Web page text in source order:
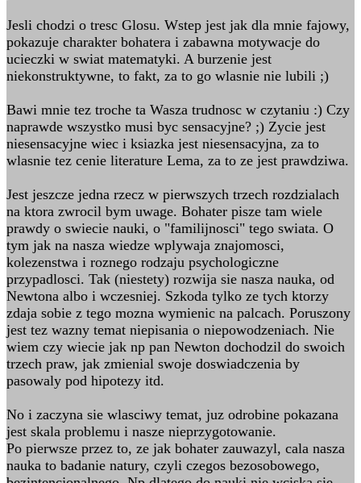
Jesli chodzi o tresc Glosu. Wstep jest jak dla mnie fajowy,
pokazuje charakter bohatera i zabawna motywacje do
ucieczki w swiat matematyki. A burzenie jest
niekonstruktywne, to fakt, za to go wlasnie nie lubili ;)
Bawi mnie tez troche ta Wasza trudnosc w czytaniu :) Czy
naprawde wszystko musi byc sensacyjne? ;) Zycie jest
niesensacyjne wiec i ksiazka jest niesensacyjna, za to
wlasnie tez cenie literature Lema, za to ze jest prawdziwa.
Jest jeszcze jedna rzecz w pierwszych trzech rozdzialach
na ktora zwrocil bym uwage. Bohater pisze tam wiele
prawdy o swiecie nauki, o "familijnosci" tego swiata. O
tym jak na nasza wiedze wplywaja znajomosci,
kolezenstwa i roznego rodzaju psychologiczne
przypadlosci. Tak (niestety) rozwija sie nasza nauka, od
Newtona albo i wczesniej. Szkoda tylko ze tych ktorzy
zdaja sobie z tego mozna wymienic na palcach. Poruszony
jest tez wazny temat niepisania o niepowodzeniach. Nie
wiem czy wiecie jak np pan Newton dochodzil do swoich
trzech praw, jak zmienial swoje doswiadczenia by
pasowaly pod hipotezy itd.
No i zaczyna sie wlasciwy temat, juz odrobine pokazana
jest skala problemu i nasze nieprzygotowanie.
Po pierwsze przez to, ze jak bohater zauwazyl, cala nasza
nauka to badanie natury, czyli czegos bezosobowego,